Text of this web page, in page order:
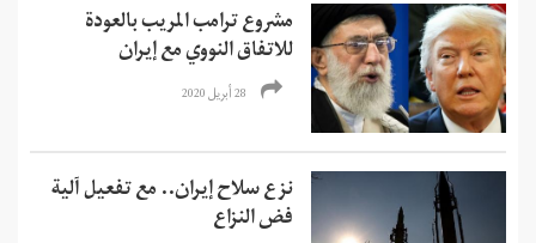
مشروع ترامب المريب بالعودة
للاتفاق النووي مع إيران
28 أبريل 2020
نزع سلاح إيران.. مع تفعیل آلیة
فض النزاع